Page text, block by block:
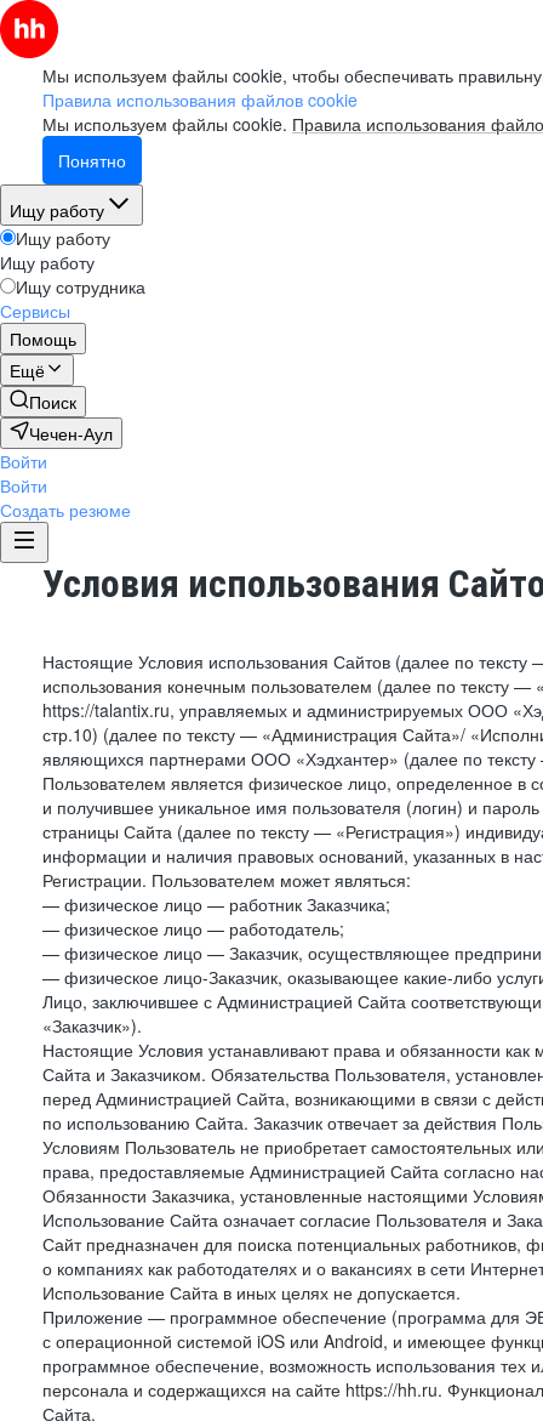
Мы используем файлы cookie, чтобы обеспечивать
Правила использования файлов cookie
Мы используем файлы cookie. Правила использования
Понятно
Ищу работу
Ищу работу
Ищу работу
Ищу сотрудника
Сервисы
Помощь
Ещё
Поиск
Чечен-Аул
Войти
Войти
Создать резюме
Условия использования
Настоящие Условия использования Сайтов (далее по
использования конечным пользователем (далее по тексту
https://talantix.ru, управляемых и администрируемых ООО
стр.10) (далее по тексту — «Администрация Сайта»/
являющихся партнерами ООО «Хэдхантер» (далее по
Пользователем является физическое лицо, определенное в
и получившее уникальное имя пользователя (логин) и
страницы Сайта (далее по тексту — «Регистрация»)
информации и наличия правовых оснований, указанных в
Регистрации. Пользователем может являться:
— физическое лицо — работник Заказчика;
— физическое лицо — работодатель;
— физическое лицо — Заказчик, осуществляющее
— физическое лицо-Заказчик, оказывающее какие-либо
Лицо, заключившее с Администрацией Сайта
«Заказчик»).
Настоящие Условия устанавливают права и обязанности
Сайта и Заказчиком. Обязательства Пользователя,
перед Администрацией Сайта, возникающими в связи с
по использованию Сайта. Заказчик отвечает за действия
Условиям Пользователь не приобретает самостоятельных
права, предоставляемые Администрацией Сайта согласно
Обязанности Заказчика, установленные настоящими
Использование Сайта означает согласие Пользователя и
Сайт предназначен для поиска потенциальных
о компаниях как работодателях и о вакансиях в сети
Использование Сайта в иных целях не допускается.
Приложение — программное обеспечение (программа для
с операционной системой iOS или Android, и имеющее
программное обеспечение, возможность использования
персонала и содержащихся на сайте https://hh.ru.
Сайта.